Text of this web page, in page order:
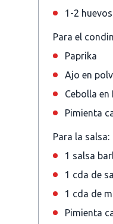
1-2
Para el
Paprika
Ajo en
Cebolla en
Pimienta
Para la salsa:
1 salsa
1 cda de
1 cda de
Pimienta